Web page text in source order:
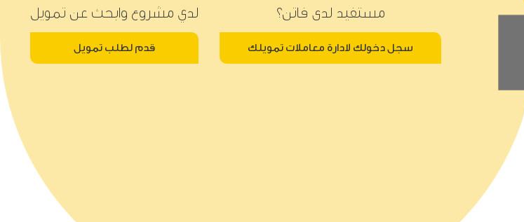
مستفيد لدى فاتن؟
سجل دخولك لادارة معاملات تمويلك
لدي مشروع وابحث عن تمويل
قدم لطلب تمويل